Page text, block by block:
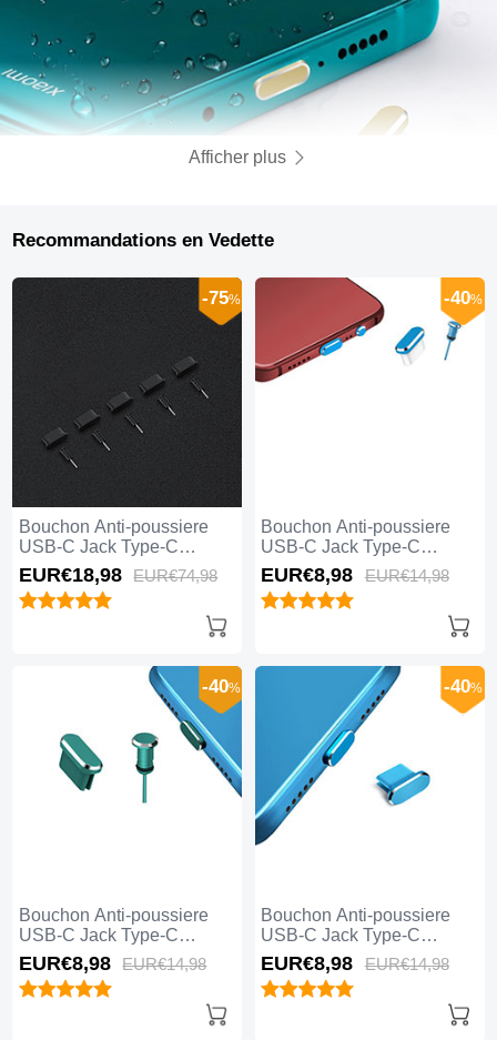
Afficher plus
Recommandations en Vedette
Bouchon Anti-poussiere
USB-C Jack Type-C
Universel 5PCS H02 pour
Apple iPhone 15 Pro Max
Noir
-75%
EUR€18,98 EUR€74,98
Bouchon Anti-poussiere
USB-C Jack Type-C
Universel H17 pour Apple
iPhone 15 Pro Max Bleu
-40%
EUR€8,98 EUR€14,98
Bouchon Anti-poussiere
USB-C Jack Type-C
Universel H15 pour Apple
iPhone 15 Pro Max Vert
-40%
EUR€8,98 EUR€14,98
Bouchon Anti-poussiere
USB-C Jack Type-C
Universel H14 pour Apple
iPhone 15 Pro Max Bleu
-40%
EUR€8,98 EUR€14,98